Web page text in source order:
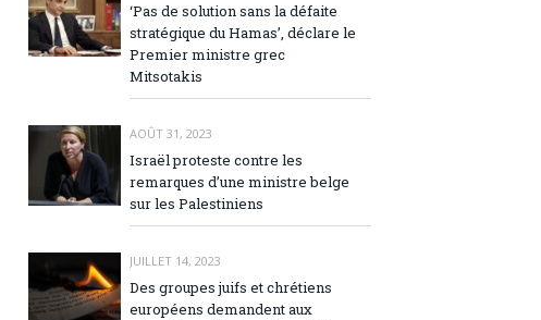
‘Pas de solution sans la défaite
stratégique du Hamas’, déclare le
Premier ministre grec
Mitsotakis
AOÛT 31, 2023
Israël proteste contre les
remarques d’une ministre belge
sur les Palestiniens
JUILLET 14, 2023
Des groupes juifs et chrétiens
européens demandent aux